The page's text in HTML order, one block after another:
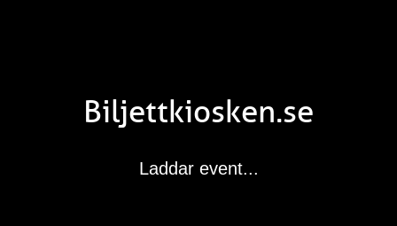
Biljettkiosken.se
Laddar event...